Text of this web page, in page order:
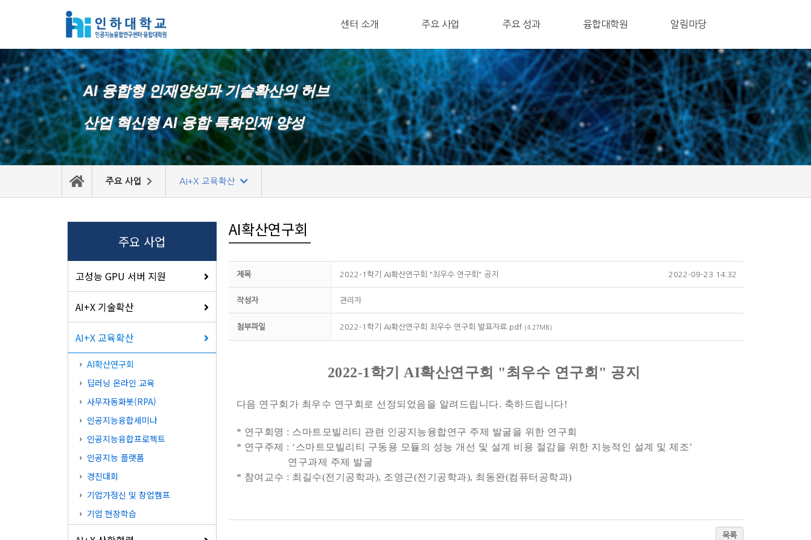
텐
츠
로
건
너
뛰
기
ㅤ센터 소개 주요 사업 ㅤ주요 성과 융합대학원 알림마당
AI 융합형 인재양성과 기술확산의 허브
산업 혁신형 AI 융합 특화인재 양성
주요 사업 AI+X 교육확산
주요 사업
고성능 GPU 서버 지원
AI+X 기술확산
AI+X 교육확산
AI확산연구회
딥러닝 온라인 교육
사무자동화봇(RPA)
인공지능융합세미나
인공지능융합프로젝트
인공지능 플랫폼
경진대회
기업가정신 및 창업캠프
기업 현장학습
AI확산연구회
제목 2022-1학기 AI확산연구회 "최우수 연구회" 공지 2022-09-23 14:32
작성자 관리자
첨부파일 2022-1학기 AI확산연구회 최우수 연구회 발표자료.pdf (4.27MB)
2022-1학기 AI확산연구회 "최우수 연구회" 공지
다음 연구회가 최우수 연구회로 선정되었음을 알려드립니다. 축하드립니다!
* 연구회명 : 스마트모빌리티 관련 인공지능융합연구 주제 발굴을 위한 연구회
* 연구주제 : ‘스마트모빌리티 구동용 모듈의 성능 개선 및 설계 비용 절감을 위한 지능적인 설계 및 제조’
연구과제 주제 발굴
* 참여교수 : 최길수(전기공학과), 조영근(전기공학과), 최동완(컴퓨터공학과)
목록